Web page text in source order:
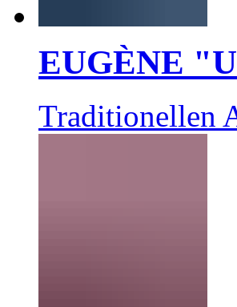
EUGÈNE
Traditionellen